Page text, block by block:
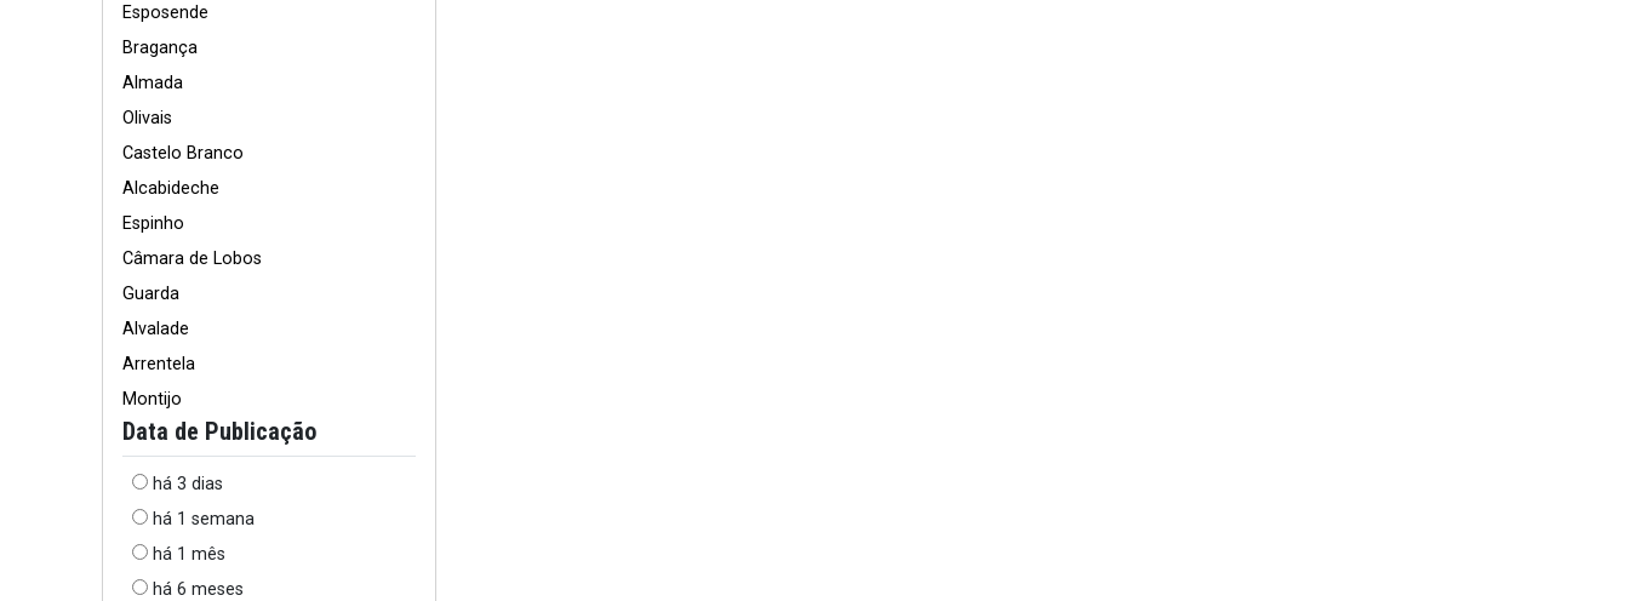
Esposende
Bragança
Almada
Olivais
Castelo Branco
Alcabideche
Espinho
Câmara de Lobos
Guarda
Alvalade
Arrentela
Montijo
Data de Publicação
há 3 dias
há 1 semana
há 1 mês
há 6 meses